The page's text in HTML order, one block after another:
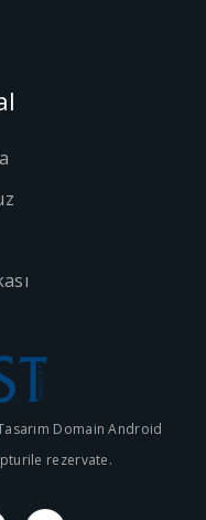
Domain Android
rezervate.